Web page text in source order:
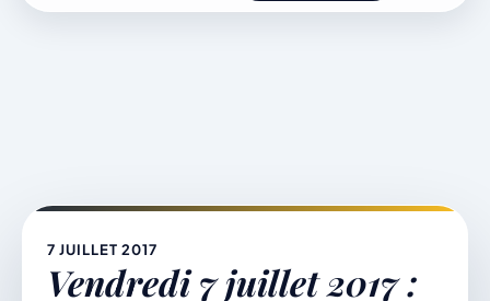
Agenda
Mairie & Vie municipale
7 JUILLET 2017
Vendredi 7 juillet 2017 :